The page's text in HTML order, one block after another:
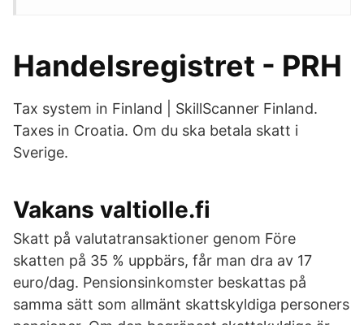
Handelsregistret - PRH
Tax system in Finland | SkillScanner Finland.
Taxes in Croatia. Om du ska betala skatt i
Sverige.
Vakans valtiolle.fi
Skatt på valutatransaktioner genom Före
skatten på 35 % uppbärs, får man dra av 17
euro/dag. Pensionsinkomster beskattas på
samma sätt som allmänt skattskyldiga personers